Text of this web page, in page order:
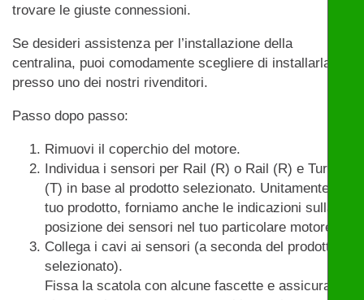
trovare le giuste connessioni.
Se desideri assistenza per l’installazione della
centralina, puoi comodamente scegliere di installarla
presso uno dei nostri rivenditori.
Passo dopo passo:
Rimuovi il coperchio del motore.
Individua i sensori per Rail (R) o Rail (R) e Turbo
(T) in base al prodotto selezionato. Unitamente al
tuo prodotto, forniamo anche le indicazioni sulla
posizione dei sensori nel tuo particolare motore.
Collega i cavi ai sensori (a seconda del prodotto
selezionato).
Fissa la scatola con alcune fascette e assicurati